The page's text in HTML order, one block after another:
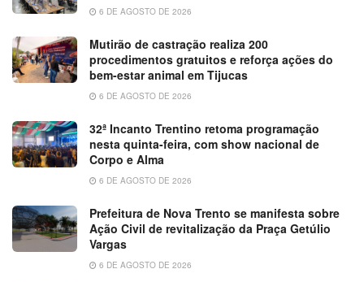
6 DE AGOSTO DE 2026
Mutirão de castração realiza 200
procedimentos gratuitos e reforça ações do
bem-estar animal em Tijucas
6 DE AGOSTO DE 2026
32ª Incanto Trentino retoma programação
nesta quinta-feira, com show nacional de
Corpo e Alma
6 DE AGOSTO DE 2026
Prefeitura de Nova Trento se manifesta sobre
Ação Civil de revitalização da Praça Getúlio
Vargas
6 DE AGOSTO DE 2026